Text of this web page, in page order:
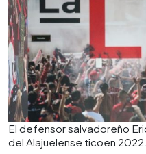
El defensor salvadoreño
del Alajuelense ticoen